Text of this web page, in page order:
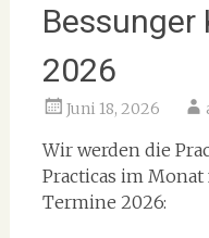
Bessunger
2026
Juni 18, 2026
Wir werden die
Practicas im
Termine 2026: